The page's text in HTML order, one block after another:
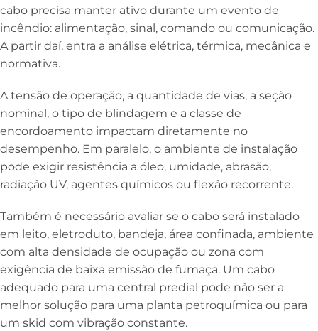
cabo precisa manter ativo durante um evento de
incêndio: alimentação, sinal, comando ou comunicação.
A partir daí, entra a análise elétrica, térmica, mecânica e
normativa.
A tensão de operação, a quantidade de vias, a seção
nominal, o tipo de blindagem e a classe de
encordoamento impactam diretamente no
desempenho. Em paralelo, o ambiente de instalação
pode exigir resistência a óleo, umidade, abrasão,
radiação UV, agentes químicos ou flexão recorrente.
Também é necessário avaliar se o cabo será instalado
em leito, eletroduto, bandeja, área confinada, ambiente
com alta densidade de ocupação ou zona com
exigência de baixa emissão de fumaça. Um cabo
adequado para uma central predial pode não ser a
melhor solução para uma planta petroquímica ou para
um skid com vibração constante.